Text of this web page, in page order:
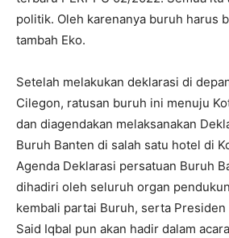
politik. Oleh karenanya buruh harus
tambah Eko.
Setelah melakukan deklarasi di
Cilegon, ratusan buruh ini menuju
dan diagendakan melaksanakan
Buruh Banten di salah satu hotel di
Agenda Deklarasi persatuan Buruh
dihadiri oleh seluruh organ
kembali partai Buruh, serta
Said Iqbal pun akan hadir dalam